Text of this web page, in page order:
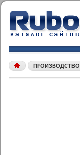
ПРОИЗВОДСТВО